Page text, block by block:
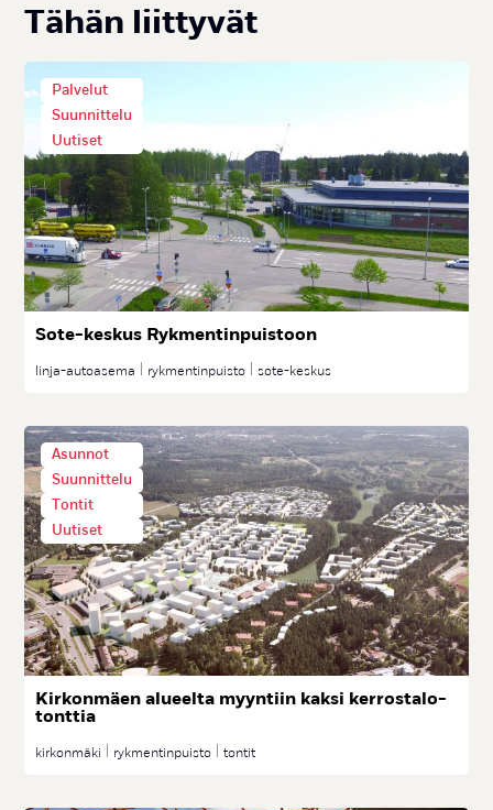
Tä­hän liit­ty­vät
Palvelut
Suunnittelu
Uutiset
So­te-kes­kus Ryk­men­tin­puis­toon
linja-autoasema rykmentinpuisto sote-keskus
Asunnot
Suunnittelu
Tontit
Uutiset
Kir­kon­mäen alueel­ta myyn­tiin kak­si ker­ros­ta­lo­
tont­tia
kirkonmäki rykmentinpuisto tontit